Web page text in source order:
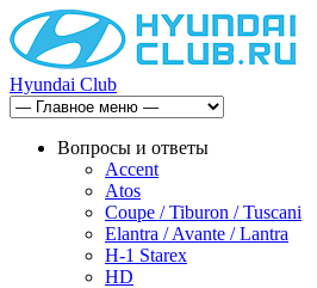
Hyundai Club
Вопросы и ответы
Accent
Atos
Coupe / Tiburon / Tuscani
Elantra / Avante / Lantra
H-1 Starex
HD